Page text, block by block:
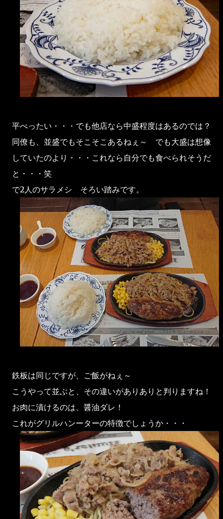
平べったい・・・でも他店なら中盛程度はあるのでは？
同僚も、並盛でもそこそこあるねぇ～ でも大盛は想像
していたのより・・・これなら自分でも食べられそうだ
と・・・笑
で2人のサラメシ そろい踏みです。
鉄板は同じですが、ご飯がねぇ～
こうやって並ぶと、その違いがありありと判りますね！
お肉に漬けるのは、醤油ダレ！
これがグリルハンーターの特徴でしょうか・・・